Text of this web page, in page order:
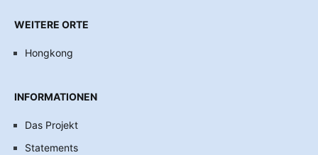
WEITERE ORTE
Hongkong
INFORMATIONEN
Das Projekt
Statements